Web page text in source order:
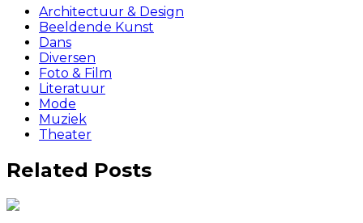
Architectuur & Design
Beeldende Kunst
Dans
Diversen
Foto & Film
Literatuur
Mode
Muziek
Theater
Related Posts